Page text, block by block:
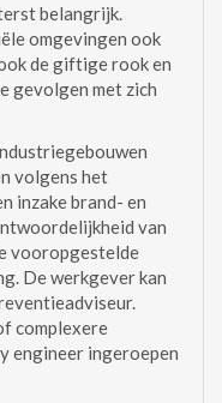
belangrijk.
omgevingen ook
de giftige rook en
gevolgen met zich
volgens het
inzake brand- en
van
vooropgestelde
De werkgever kan
complexere
engineer ingeroepen